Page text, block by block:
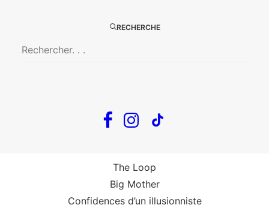
RECHERCHE
Big Mother
Le goût de la framboise
En tournée
The Loop
Big Mother
Confidences d’un illusionniste